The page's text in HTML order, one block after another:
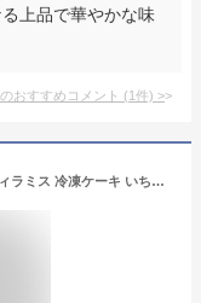
上品で華やかな味
おすすめコメント (1件) >
選べる個数 あまおうのティラミス 冷凍 ティラミス 冷凍ケーキ いちご イチゴお菓子 冷凍ケーキお取り寄せ いちごケーキ イチゴケーキ ティラミスケーキ 苺スイーツ 美味しいスイーツ 取り寄せスイーツ 美味しい 濃厚 たっぷり 誕生日ケーキ ホールケーキ 美味しいケーキ